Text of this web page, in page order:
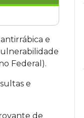
serviço
para
diárias
e
Federal).
e
de